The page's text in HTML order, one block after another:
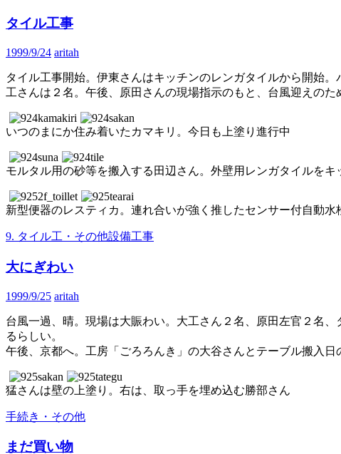
タイル工事
1999/9/24 aritah
タイル工事開始。伊東さんはキッチンのレンガタイルから開始
工さんは２名。午後、原田さんの現場指示のもと、台風迎えの
いつのまにか住み着いたカマキリ。今日も上塗り進行中
モルタル用の砂等を搬入する田辺さん。外壁用レンガタイルをキ
新型便器のレスティカ。連れ合いが強く推したセンサー付自動水
9. タイル工・その他設備工事
大にぎわい
1999/9/25 aritah
台風一過、晴。現場は大賑わい。大工さん２名、原田左官２名
るらしい。
午後、京都へ。工房「ごろろんき」の大谷さんとテーブル搬入
猛さんは壁の上塗り。右は、取っ手を埋め込む勝部さん
手続き・その他
まだ買い物